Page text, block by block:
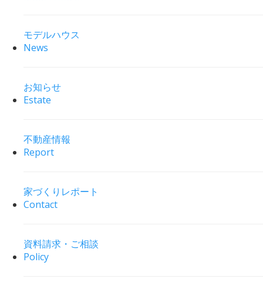
モデルハウス
News
お知らせ
Estate
不動産情報
Report
家づくりレポート
Contact
資料請求・ご相談
Policy